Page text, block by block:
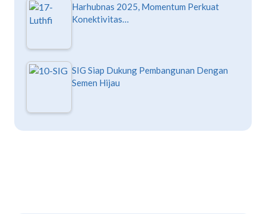
Harhubnas 2025, Momentum Perkuat
Konektivitas…
SIG Siap Dukung Pembangunan Dengan
Semen Hijau